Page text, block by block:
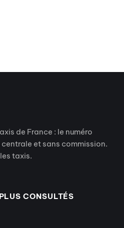
de France : le numéro
et sans commission.
taxis.
CONSULTÉS